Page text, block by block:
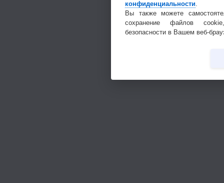
конфиденциальности.
Вы также можете
сохранение файлов
безопасности в Вашем веб-